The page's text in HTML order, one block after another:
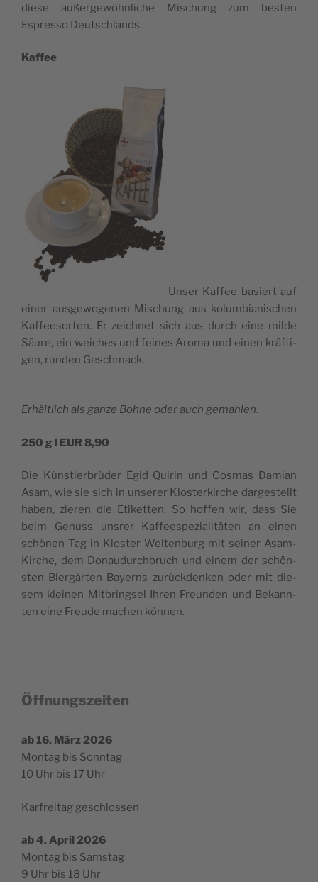
die­se außer­ge­wöhn­lic­he Misc­hung zum bes­ten
Espres­so Deutschlands.
Kaf­fee
Unser Kaf­fee basi­ert auf
einer aus­ge­wo­ge­nen Misc­hung aus kolum­bi­a­ni­sc­hen
Kaf­fe­e­sor­ten. Er zeic­hnet sich aus durch eine mil­de
Säu­re, ein weic­hes und fei­nes Aro­ma und einen kräf­ti­
gen, run­den Geschmack.
Erhäl­tlich als gan­ze Bohne oder auch gema­hlen.
250 g l EUR 8,90
Die Kün­stler­brüder Egid Qui­rin und Cos­mas Dami­an
Asam, wie sie sich in unse­rer Klo­s­ter­kirc­he dar­ge­s­tellt
haben, zie­ren die Eti­ket­ten. So hof­fen wir, dass Sie
beim Genuss uns­rer Kaf­fe­e­s­pe­zi­a­li­täten an einen
schönen Tag in Klo­s­ter Wel­ten­burg mit sei­ner Asam-
Kirc­he, dem Dona­u­durc­hbruch und einem der schön­
sten Bier­gär­ten Bayerns zurück­den­ken oder mit die­
sem kle­i­nen Mit­bring­sel Ihren Fre­un­den und Bekann­
ten eine Fre­u­de mac­hen können.
Öffnungszeiten
ab 16. März 2026
Mon­tag bis Sonntag
10 Uhr bis 17 Uhr
Kar­fre­i­tag geschlossen
ab 4. April 2026
Mon­tag bis Samstag
9 Uhr bis 18 Uhr